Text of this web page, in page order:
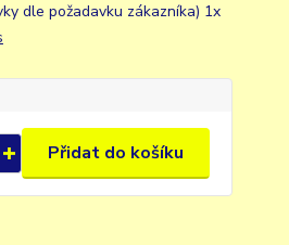
dle požadavku zákazníka) 1x
Přidat do košíku